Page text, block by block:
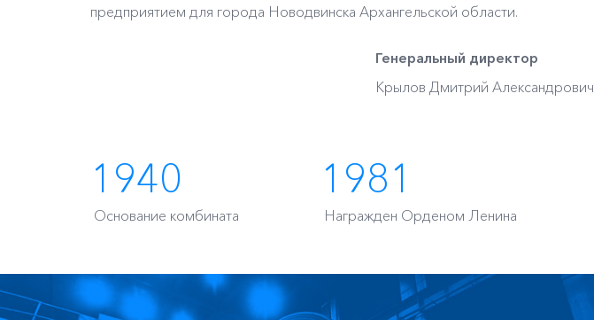
предприятием для города Новодвинска Архангельской области.
Генеральный директор
Крылов Дмитрий Александрович
1940
Основание комбината
1981
Награжден Орденом Ленина